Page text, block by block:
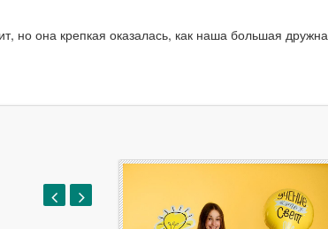
но она крепкая оказалась, как наша большая